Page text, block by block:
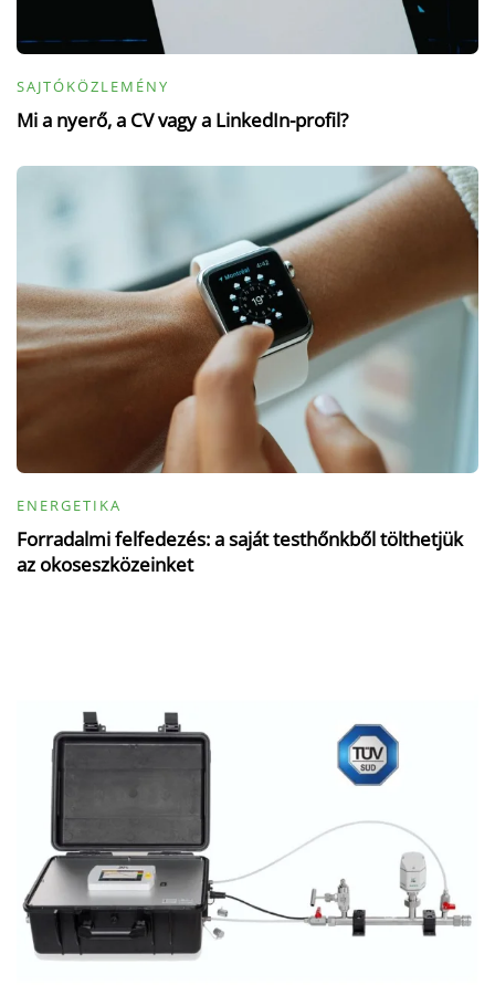
SAJTÓKÖZLEMÉNY
Mi a nyerő, a CV vagy a LinkedIn-profil?
ENERGETIKA
Forradalmi felfedezés: a saját testhőnkből tölthetjük
az okoseszközeinket